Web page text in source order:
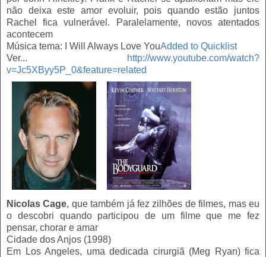
não deixa este amor evoluir, pois quando estão juntos
Rachel fica vulnerável. Paralelamente, novos atentados
acontecem
Música tema: I Will Always Love YouAdded to Quicklist
Ver...
http://www.youtube.com/watch?
v=Jc5XByy5P_0&feature=related
Nicolas Cage, que também já fez zilhões de filmes, mas eu
o descobri quando participou de um filme que me fez
pensar, chorar e amar
Cidade dos Anjos (1998)
Em Los Angeles, uma dedicada cirurgiã (Meg Ryan) fica